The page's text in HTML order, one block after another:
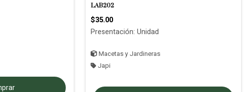
LAB202
$35.00
Presentación: Unidad
Macetas y Jardineras
Japi